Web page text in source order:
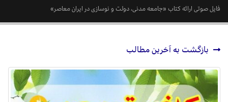
فایل صوتی ارائه کتاب «جامعه مدنی، دولت و نوسازی در ایران معاصر»
بازگشت به آخرین مطالب